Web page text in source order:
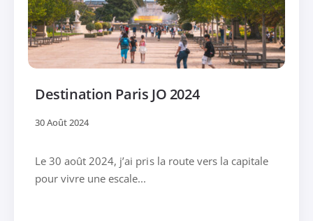
Destination Paris JO 2024
30 Août 2024
Le 30 août 2024, j’ai pris la route vers la capitale
pour vivre une escale...